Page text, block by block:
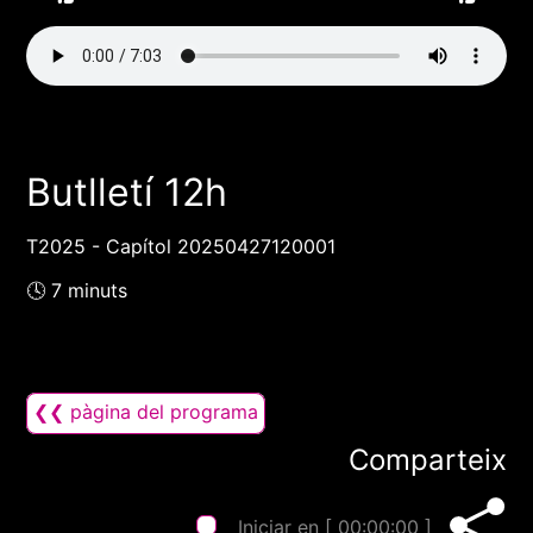
Butlletí 12h
T2025 - Capítol 20250427120001
🕓 7 minuts
❮❮ pàgina del programa
Comparteix
Iniciar en [ 00:00:00 ]